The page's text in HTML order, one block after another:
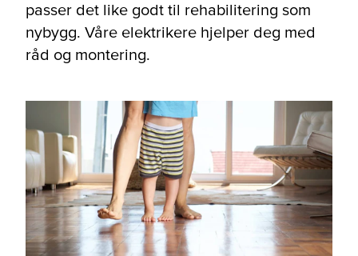
passer det like godt til rehabilitering som
nybygg. Våre elektrikere hjelper deg med
råd og montering.